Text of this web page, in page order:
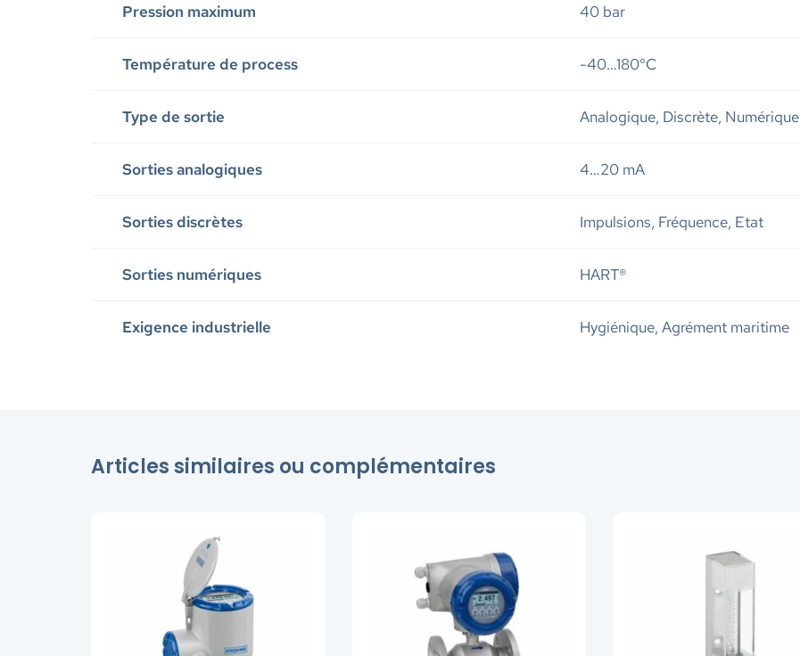
Pression maximum 40 bar
Température de process -40…180°C
Type de sortie Analogique, Discrète, Numérique
Sorties analogiques 4…20 mA
Sorties discrètes Impulsions, Fréquence, Etat
Sorties numériques HART®
Exigence industrielle Hygiénique, Agrément maritime
Articles similaires ou complémentaires